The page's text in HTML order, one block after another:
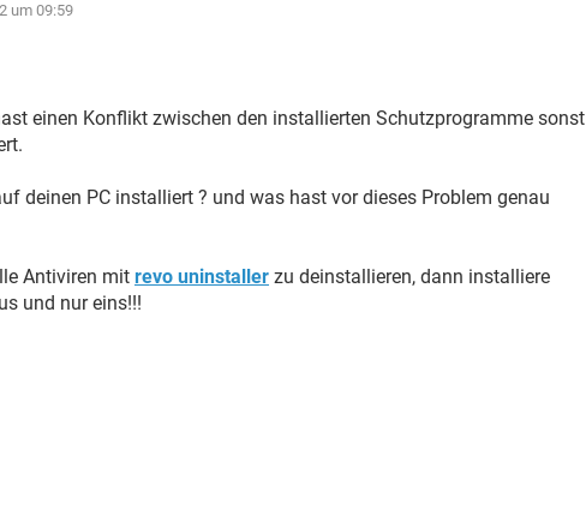
um 09:59
einen Konflikt zwischen den installierten Schutzprogramme sonst
deinen PC installiert ? und was hast vor dieses Problem genau
Antiviren mit revo uninstaller zu deinstallieren, dann installiere
und nur eins!!!